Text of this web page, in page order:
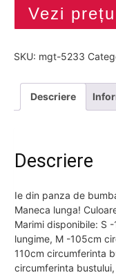
Vezi
SKU: mgt-5233
Descriere
Descriere
Ie din panza de
Maneca lunga!
Marimi disponibile: S
lungime, M -105cm
110cm circumferinta
circumferinta